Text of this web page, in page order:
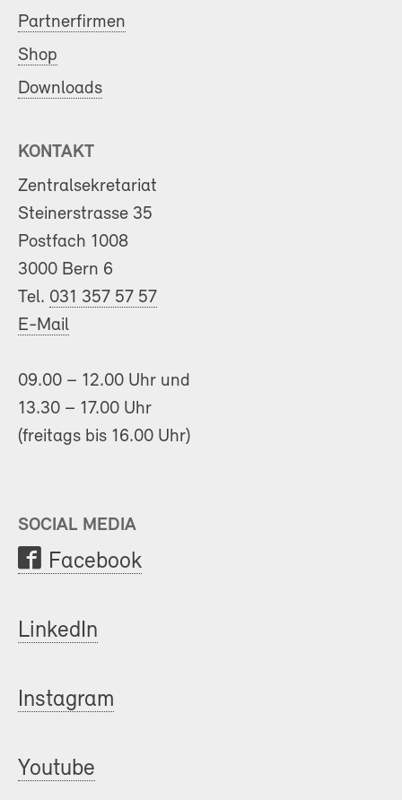
Partnerfirmen
Shop
Downloads
KONTAKT
Zentralsekretariat
Steinerstrasse 35
Postfach 1008
3000 Bern 6
Tel. 031 357 57 57
E-Mail
09.00 – 12.00 Uhr und
13.30 – 17.00 Uhr
(freitags bis 16.00 Uhr)
SOCIAL MEDIA
Facebook
LinkedIn
Instagram
Youtube